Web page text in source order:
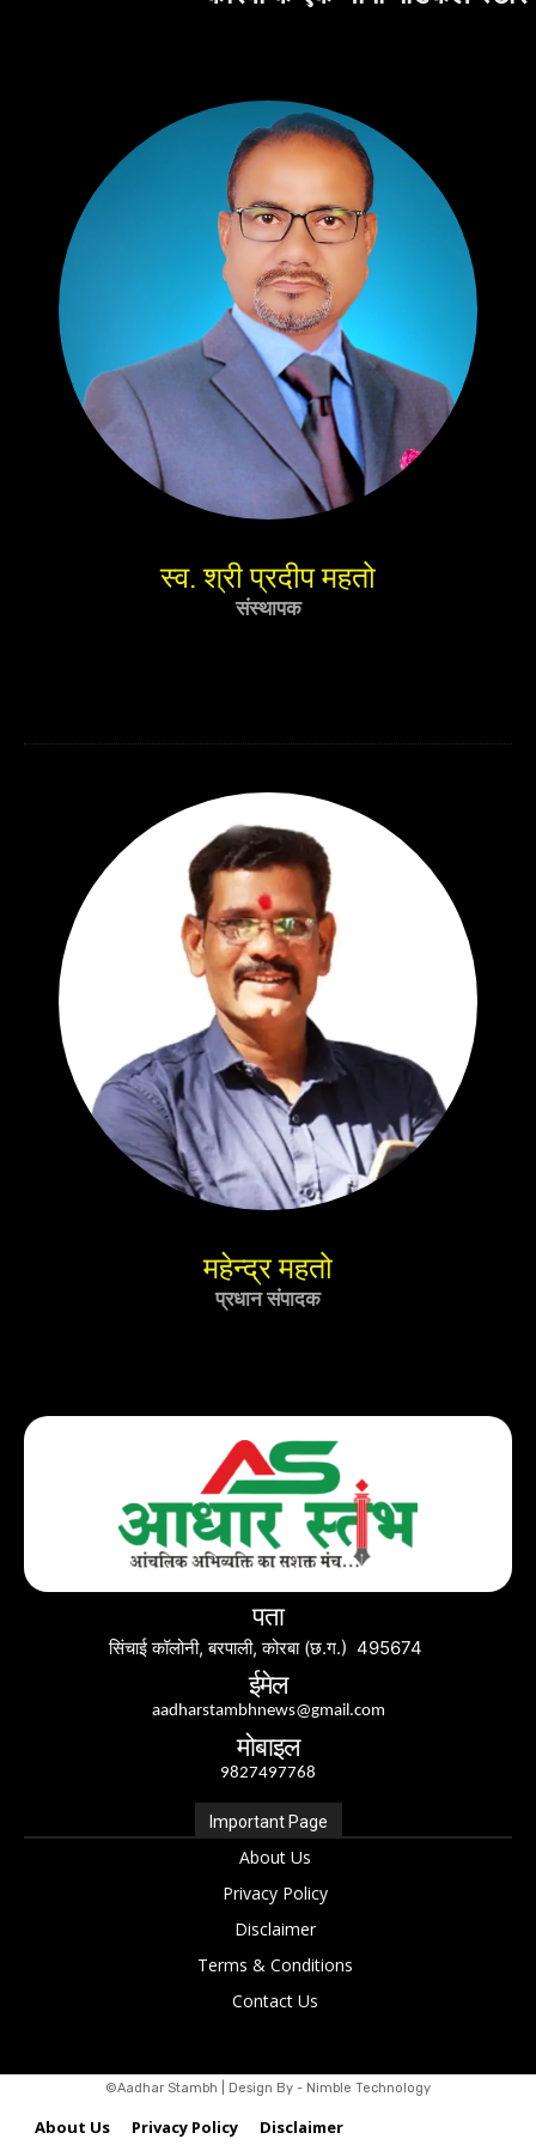
स्व. श्री प्रदीप महतो
संस्थापक
महेन्द्र महतो
प्रधान संपादक
पता
सिंचाई कॉलोनी, बरपाली, कोरबा (छ.ग.) 495674
ईमेल
aadharstambhnews@gmail.com
मोबाइल
9827497768
Important Page
About Us
Privacy Policy
Disclaimer
Terms & Conditions
Contact Us
©Aadhar Stambh | Design By - Nimble Technology
About Us Privacy Policy Disclaimer